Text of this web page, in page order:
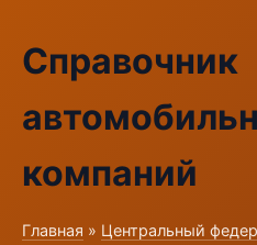
Справочник
компаний
Главная » Центральный